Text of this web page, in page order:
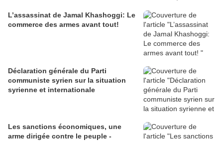
L’assassinat de Jamal Khashoggi: Le
commerce des armes avant tout!
Déclaration générale du Parti
communiste syrien sur la situation
syrienne et internationale
Les sanctions économiques, une
arme dirigée contre le peuple -